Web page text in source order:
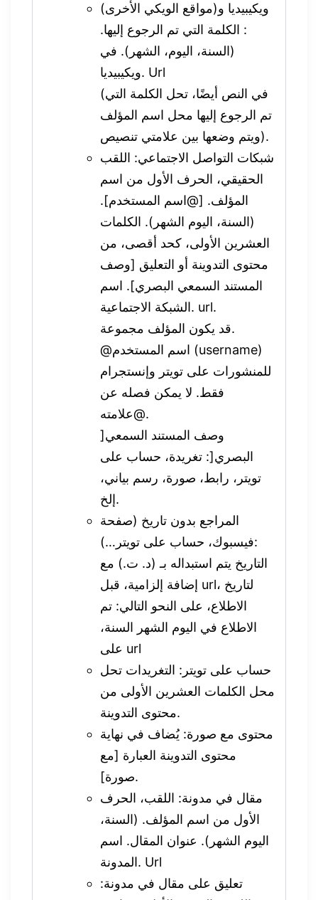
ويكيبيديا و(مواقع الويكي الأخرى)
: الكلمة التي تم الرجوع إليها.
(السنة، اليوم، الشهر). في
ويكيبيديا. Url
(في النص أيضًا، تحل الكلمة التي
تم الرجوع إليها محل اسم المؤلف
ويتم وضعها بين علامتي تنصيص).
شبكات التواصل الاجتماعي: اللقب
الحقيقي، الحرف الأول من اسم
المؤلف. [@اسم المستخدم].
(السنة، اليوم الشهر). الكلمات
العشرين الأولى، كحد أقصى، من
محتوى التدوينة أو التعليق [وصف
المستند السمعي البصري]. اسم
الشبكة الاجتماعية. url.
قد يكون المؤلف مجموعة.
@اسم المستخدم (username)
للمنشورات على تويتر وإنستجرام
فقط. لا يمكن فصله عن
علامته@.
]وصف المستند السمعي
البصري[: تغريدة، حساب على
تويتر، رابط، صورة، رسم بياني،
إلخ.
المراجع بدون تاريخ (صفحة
فيسبوك، حساب على تويتر…):
التاريخ يتم استبداله بـ (د. ت.) مع
إضافة إلزامية، قبل url، لتاريخ
الاطلاع، على النحو التالي: تم
الاطلاع في اليوم الشهر السنة،
على url
حساب على تويتر: التغريدات تحل
محل الكلمات العشرين الأولى من
محتوى التدوينة.
محتوى مع صورة: يُضاف في نهاية
محتوى التدوينة العبارة [مع
صورة].
مقال في مدونة: اللقب، الحرف
الأول من اسم المؤلف. (السنة،
اليوم الشهر). عنوان المقال. اسم
المدونة. Url
تعليق على مقال في مدونة: